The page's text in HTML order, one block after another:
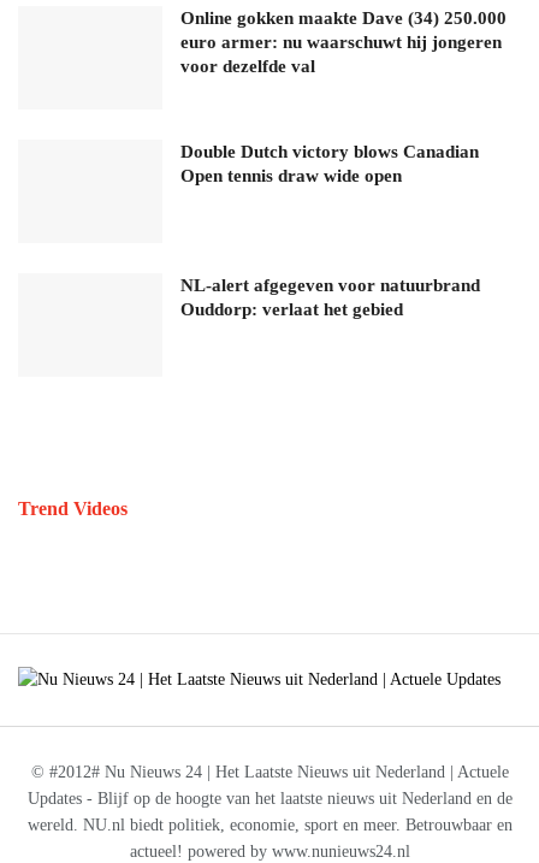
Online gokken maakte Dave (34) 250.000
euro armer: nu waarschuwt hij jongeren
voor dezelfde val
Double Dutch victory blows Canadian
Open tennis draw wide open
NL-alert afgegeven voor natuurbrand
Ouddorp: verlaat het gebied
Trend Videos
© #2012# Nu Nieuws 24 | Het Laatste Nieuws uit Nederland | Actuele
Updates - Blijf op de hoogte van het laatste nieuws uit Nederland en de
wereld. NU.nl biedt politiek, economie, sport en meer. Betrouwbaar en
actueel! powered by www.nunieuws24.nl